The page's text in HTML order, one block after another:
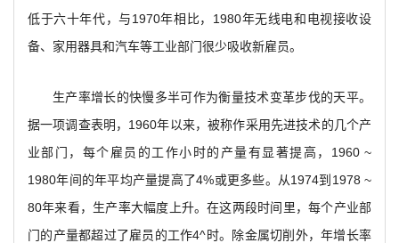
低于六十年代，与1970年相比，1980年无线电和电视接收设
备、家用器具和汽车等工业部门很少吸收新雇员。
生产率增长的快慢多半可作为衡量技术变革步伐的天平。
据一项调查表明，1960年以来，被称作采用先进技术的几个产
业部门，每个雇员的工作小时的产量有显著提高，1960 ~
1980年间的年平均产量提高了4%或更多些。从1974到1978 ~
80年来看，生产率大幅度上升。在这两段时间里，每个产业部
门的产量都超过了雇员的工作4^时。除金属切削外，年增长率